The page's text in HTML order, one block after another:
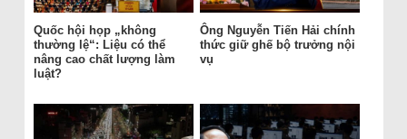
Quốc hội họp „không
thường lệ“: Liệu có thể
nâng cao chất lượng làm
luật?
Ông Nguyễn Tiến Hải chính
thức giữ ghế bộ trưởng nội
vụ